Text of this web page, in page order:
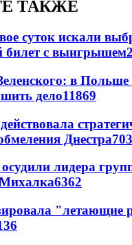
ТАКЖЕ
суток искали
билет с выигрышем
в Польше
дело11869
Днестра
лидера
6362
"летающие